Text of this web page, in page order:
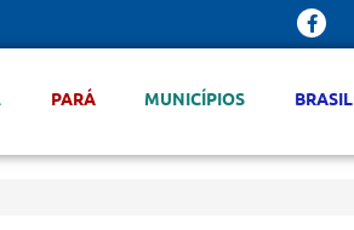
PARÁ MUNICÍPIOS BRASIL